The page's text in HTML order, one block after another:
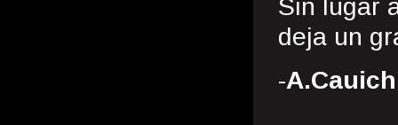
Sin lugar
deja un
-A.Cauich